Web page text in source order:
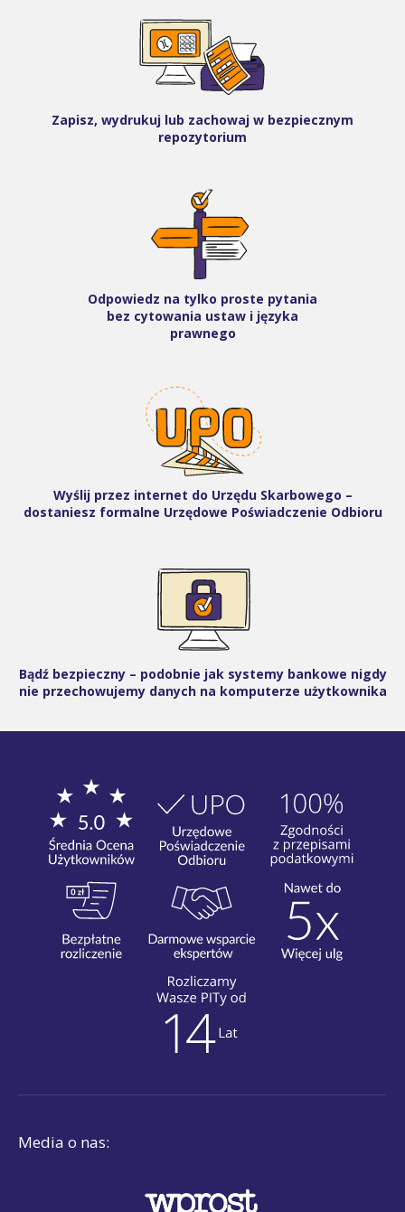
Zapisz, wydrukuj lub zachowaj w bezpiecznym
repozytorium
Odpowiedz na tylko proste pytania
bez cytowania ustaw i języka
prawnego
Wyślij przez internet do Urzędu Skarbowego –
dostaniesz formalne Urzędowe Poświadczenie Odbioru
Bądź bezpieczny – podobnie jak systemy bankowe nigdy
nie przechowujemy danych na komputerze użytkownika
Media o nas: